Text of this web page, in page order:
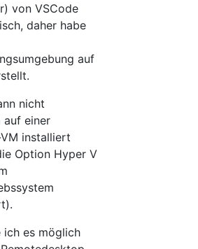
von VSCode
daher habe
auf
nicht
auf einer
installiert
Option Hyper V
ich es möglich